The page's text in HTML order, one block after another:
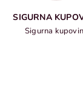
SIGURNA
Sigurna